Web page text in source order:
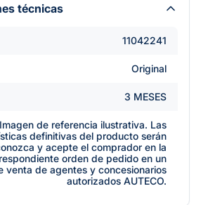
técnicas
11042241
Original
3 MESES
Imagen de referencia ilustrativa. Las
definitivas del producto serán
y acepte el comprador en la
orden de pedido en un
venta de agentes y concesionarios
autorizados AUTECO.